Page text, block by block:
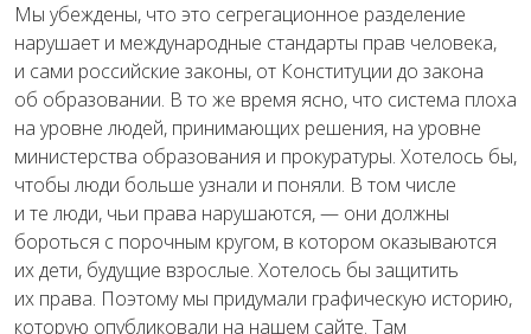
Мы убеждены, что это сегрегационное разделение
нарушает и международные стандарты прав человека,
и сами российские законы, от Конституции до закона
об образовании. В то же время ясно, что система плоха
на уровне людей, принимающих решения, на уровне
министерства образования и прокуратуры. Хотелось бы,
чтобы люди больше узнали и поняли. В том числе
и те люди, чьи права нарушаются, — они должны
бороться с порочным кругом, в котором оказываются
их дети, будущие взрослые. Хотелось бы защитить
их права. Поэтому мы придумали графическую историю,
которую опубликовали на нашем сайте. Там